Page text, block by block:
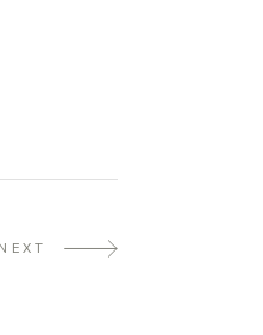
NEXT